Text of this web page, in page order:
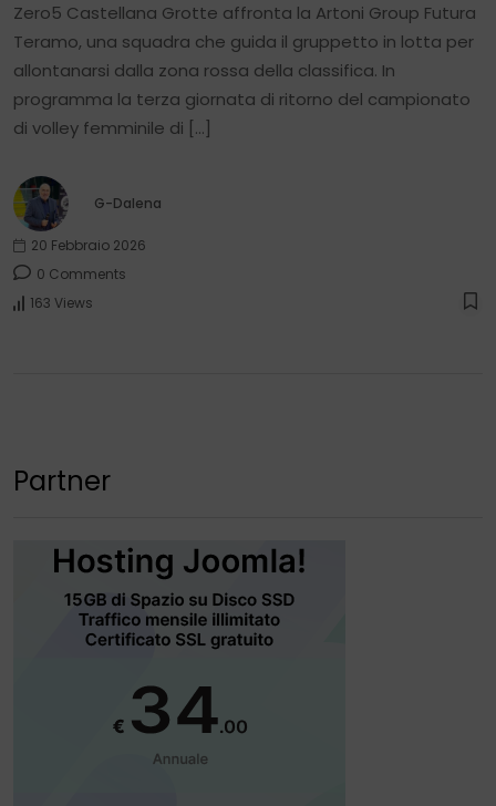
Zero5 Castellana Grotte affronta la Artoni Group Futura
Teramo, una squadra che guida il gruppetto in lotta per
allontanarsi dalla zona rossa della classifica. In
programma la terza giornata di ritorno del campionato
di volley femminile di […]
G-Dalena
20 Febbraio 2026
0 Comments
163 Views
Partner